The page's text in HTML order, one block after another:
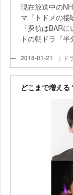
現在放送中の
マ『トドメの
『探偵はBAR
トの朝ドラ『半
2018-01-21 ｜ド
どこまで増え